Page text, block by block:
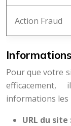
Action Fraud
Pour que votre
informations les
URL du site